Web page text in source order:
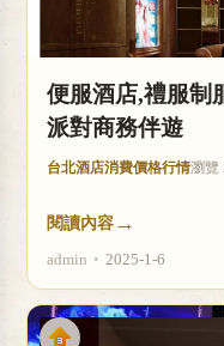
便服酒店,禮服制
派對商務伴遊
台北酒店消費價格行情瀏覽
閱讀內容 →
admin • 2025-1-6